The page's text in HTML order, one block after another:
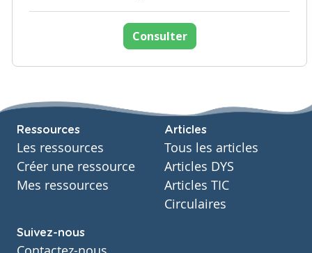
Consulter
Ressources
Les ressources
Créer une ressource
Mes ressources
Articles
Tous les articles
Articles DYS
Articles TIC
Circulaires
Suivez-nous